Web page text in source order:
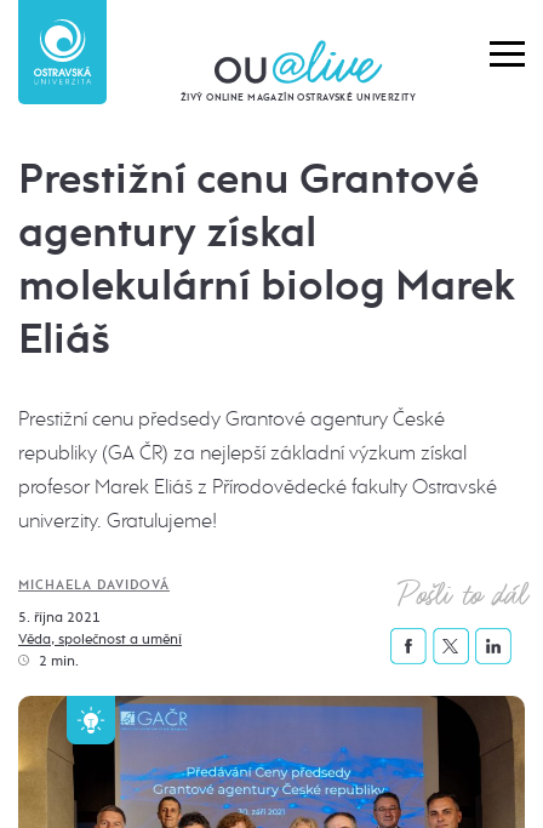
ŽIVÝ ONLINE MAGAZÍN OSTRAVSKÉ UNIVERZITY
Prestižní cenu Grantové
agentury získal
molekulární biolog Marek
Eliáš
Prestižní cenu předsedy Grantové agentury České
republiky (GA ČR) za nejlepší základní výzkum získal
profesor Marek Eliáš z Přírodovědecké fakulty Ostravské
univerzity. Gratulujeme!
MICHAELA DAVIDOVÁ
5. října 2021
Věda, společnost a umění
2 min.
Pošli to dál